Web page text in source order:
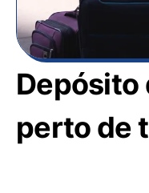
Depósito
perto de